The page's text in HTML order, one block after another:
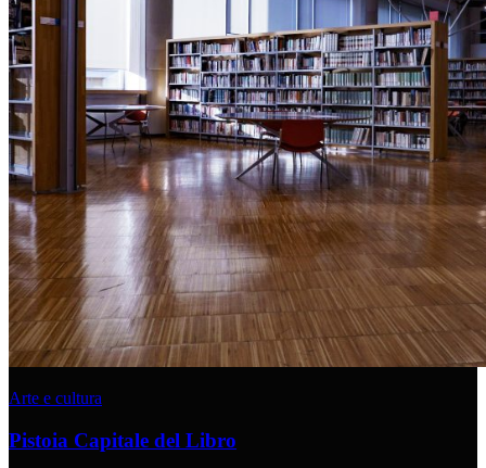
Arte e cultura
Pistoia Capitale del Libro